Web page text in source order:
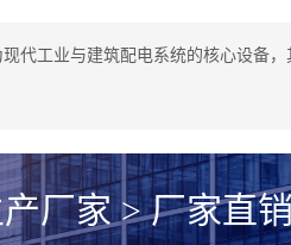
代工业与建筑配电系统的核心设备
厂家 > 厂家直销